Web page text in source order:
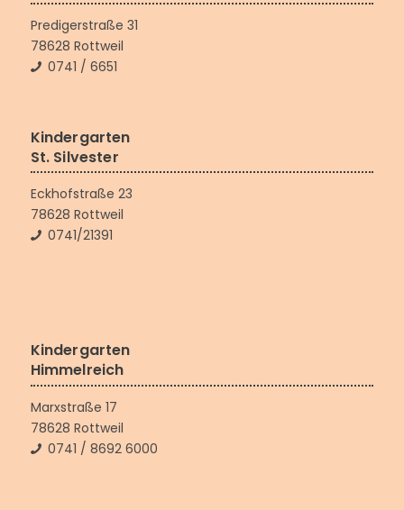
Predigerstraße 31
78628 Rottweil
0741 / 6651
Kindergarten
St. Silvester
Eckhofstraße 23
78628 Rottweil
0741/21391
Kindergarten
Himmelreich
Marxstraße 17
78628 Rottweil
0741 / 8692 6000